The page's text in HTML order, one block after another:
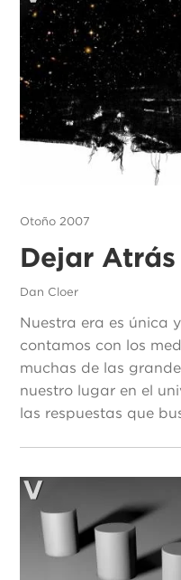
Otoño 2007
Dejar
Dan Cloer
Nuestra era es única
contamos con los
muchas de las
nuestro lugar en el
las respuestas que